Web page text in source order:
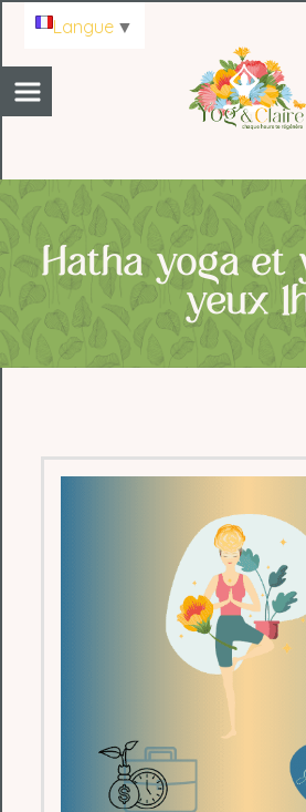
Hatha yoga et
yeux
Langue ▼
Panneau de gestion des cookies